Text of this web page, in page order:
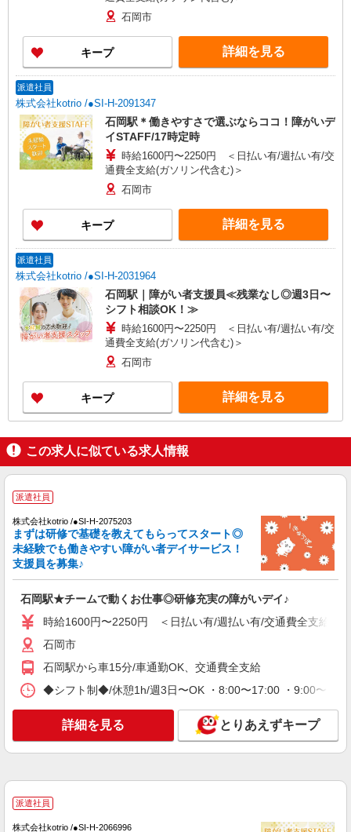
石岡市
キープ 詳細を見る
派遣社員
株式会社kotrio /●SI-H-2091347
石岡駅＊働きやすさで選ぶならココ！障がいデ
イSTAFF/17時定時
時給1600円〜2250円 ＜日払い有/週払い有/交
通費全支給(ガソリン代含む)＞
石岡市
キープ 詳細を見る
派遣社員
株式会社kotrio /●SI-H-2031964
石岡駅｜障がい者支援員≪残業なし◎週3日〜
シフト相談OK！≫
時給1600円〜2250円 ＜日払い有/週払い有/交
通費全支給(ガソリン代含む)＞
石岡市
キープ 詳細を見る
この求人に似ている求人情報
派遣社員
株式会社kotrio /●SI-H-2075203
まずは研修で基礎を教えてもらってスタート◎
未経験でも働きやすい障がい者デイサービス！
支援員を募集♪
石岡駅★チームで動くお仕事◎研修充実の障がいデイ♪
時給1600円〜2250円 ＜日払い有/週払い有/交通費全支給(ガ
石岡市
石岡駅から車15分/車通勤OK、交通費全支給
◆シフト制◆/休憩1h/週3日〜OK ・8:00〜17:00 ・9:00〜
詳細を見る とりあえずキープ
派遣社員
株式会社kotrio /●SI-H-2066996